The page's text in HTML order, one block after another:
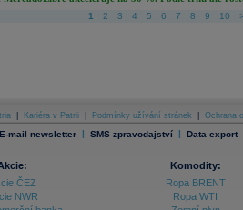
1 2 3 4 5 6 7 8 9 10
Kariéra v Patrii Podmínky užívání stránek Ochrana
E-mail newsletter | SMS zpravodajství | Data export
ČEZ
NWR
Komodity:
Ropa BRENT
Ropa WTI